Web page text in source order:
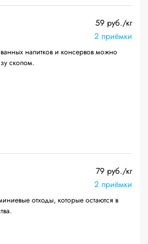
59 руб./кг
2 приёмки
напитков и консервов можно
скопом.
79 руб./кг
2 приёмки
отходы, которые остаются в